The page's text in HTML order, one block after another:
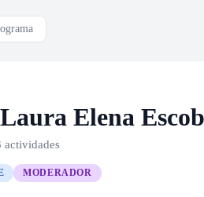
Elena
actividades
MODERADOR